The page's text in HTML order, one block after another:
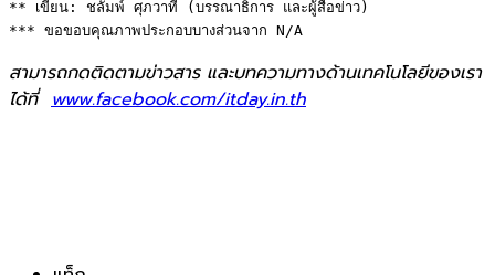
** เขียน: ชลัมพ์ ศุภวาที (บรรณาธิการ และผู้สื่อข่าว)
*** ขอขอบคุณภาพประกอบบางส่วนจาก N/A
สามารถกดติดตามข่าวสาร และบทความทางด้านเทคโนโลยีของเรา
ได้ที่ www.facebook.com/itday.in.th